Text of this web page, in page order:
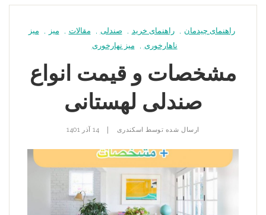
راهنمای چیدمان راهنمای خرید صندلی مقالات میز
میز
ناهارخوری
میز نهارخوری
مشخصات و قیمت انواع
صندلی لهستانی
ارسال شده توسط اسکندری 14 آذر 1401